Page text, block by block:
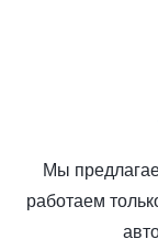
Мы
работаем